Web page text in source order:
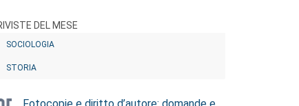
DEL MESE
SOCIOLOGIA
STORIA